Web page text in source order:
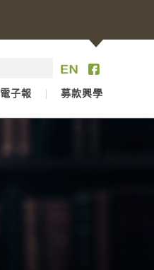
電子報 募款興學